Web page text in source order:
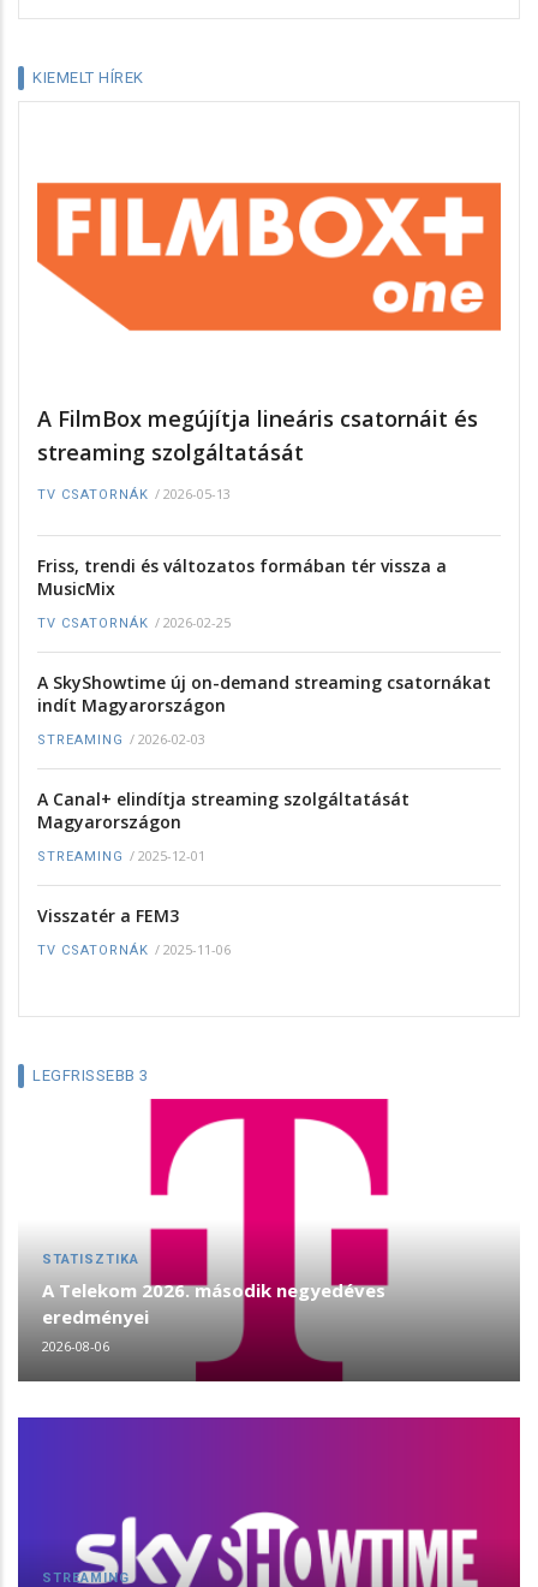
KIEMELT HÍREK
A FilmBox megújítja lineáris csatornáit és
streaming szolgáltatását
TV CSATORNÁK / 2026-05-13
Friss, trendi és változatos formában tér vissza a
MusicMix
TV CSATORNÁK / 2026-02-25
A SkyShowtime új on-demand streaming csatornákat
indít Magyarországon
STREAMING / 2026-02-03
A Canal+ elindítja streaming szolgáltatását
Magyarországon
STREAMING / 2025-12-01
Visszatér a FEM3
TV CSATORNÁK / 2025-11-06
LEGFRISSEBB 3
STATISZTIKA
A Telekom 2026. második negyedéves
eredményei
2026-08-06
STREAMING